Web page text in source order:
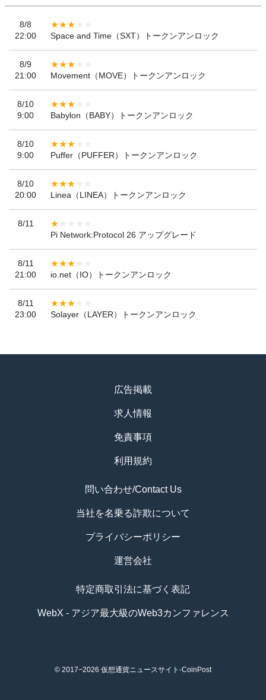
8/8
22:00
Space and Time（SXT）トークンアンロック
8/9
21:00
Movement（MOVE）トークンアンロック
8/10
9:00
Babylon（BABY）トークンアンロック
8/10
9:00
Puffer（PUFFER）トークンアンロック
8/10
20:00
Linea（LINEA）トークンアンロック
8/11
Pi Network:Protocol 26 アップグレード
8/11
21:00
io.net（IO）トークンアンロック
8/11
23:00
Solayer（LAYER）トークンアンロック
広告掲載
求人情報
免責事項
利用規約
問い合わせ/Contact Us
当社を名乗る詐欺について
プライバシーポリシー
運営会社
特定商取引法に基づく表記
WebX - アジア最大級のWeb3カンファレンス
© 2017−2026 仮想通貨ニュースサイト-CoinPost